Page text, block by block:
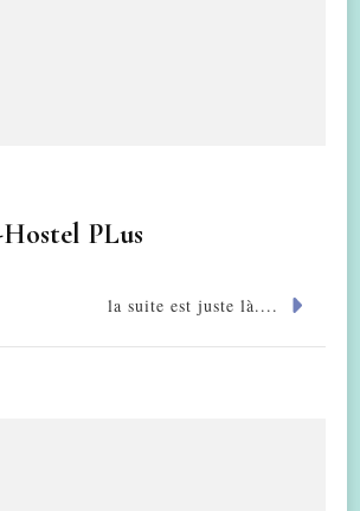
PLus
la suite est juste là....